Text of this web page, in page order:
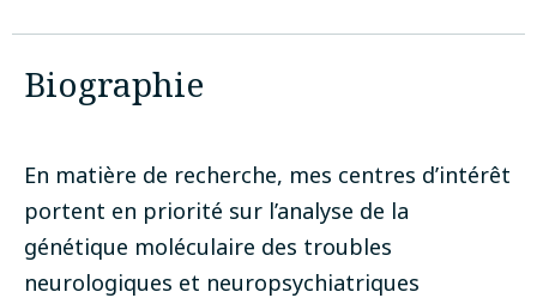
Biographie
En matière de recherche, mes centres d’intérêt
portent en priorité sur l’analyse de la
génétique moléculaire des troubles
neurologiques et neuropsychiatriques